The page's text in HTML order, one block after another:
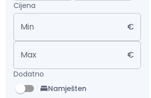
Cijena
Min €
Max €
Dodatno
Namješten